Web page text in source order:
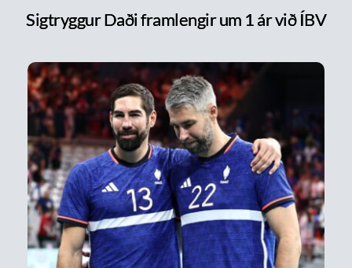
Sigtryggur Daði framlengir um 1 ár við ÍBV